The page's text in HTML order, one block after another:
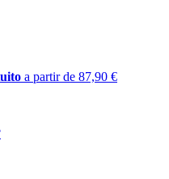
a partir de 87,90 €